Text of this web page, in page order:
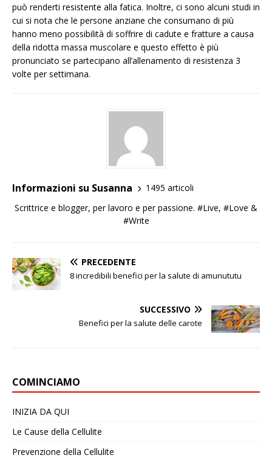
può renderti resistente alla fatica. Inoltre, ci sono alcuni studi in
cui si nota che le persone anziane che consumano di più
hanno meno possibilità di soffrire di cadute e fratture a causa
della ridotta massa muscolare e questo effetto è più
pronunciato se partecipano all’allenamento di resistenza 3
volte per settimana.
Informazioni su Susanna
1495 articoli
Scrittrice e blogger, per lavoro e per passione. #Live, #Love &
#Write
PRECEDENTE
8 incredibili benefici per la salute di amunututu
SUCCESSIVO
Benefici per la salute delle carote
COMINCIAMO
INIZIA DA QUI
Le Cause della Cellulite
Prevenzione della Cellulite